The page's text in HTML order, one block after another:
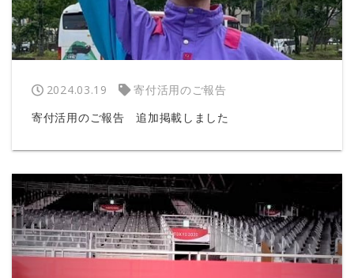
2024.03.19
寄付活用のご報告
寄付活用のご報告 追加掲載しました